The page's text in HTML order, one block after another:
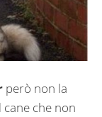
però non la
che non